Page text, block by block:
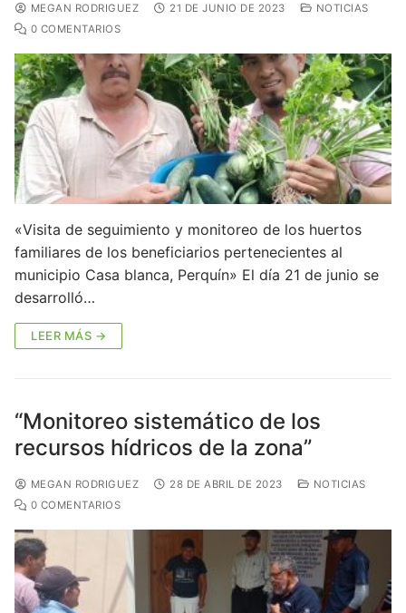
MEGAN RODRIGUEZ 21 DE JUNIO DE 2023
NOTICIAS
0 COMENTARIOS
«Visita de seguimiento y monitoreo de los huertos
familiares de los beneficiarios pertenecientes al
municipio Casa blanca, Perquín» El día 21 de junio se
desarrolló…
LEER MÁS →
“Monitoreo sistemático de los
recursos hídricos de la zona”
MEGAN RODRIGUEZ 28 DE ABRIL DE 2023
NOTICIAS
0 COMENTARIOS